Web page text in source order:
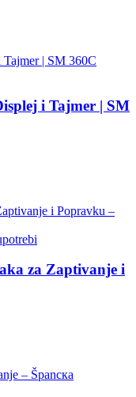
i Tajmer | SM
za Zaptivanje i